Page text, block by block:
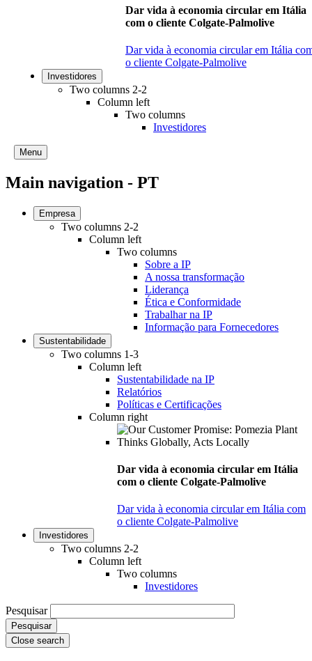
Dar vida à economia circular em Itália
com o cliente Colgate-Palmolive
Dar vida à economia circular em Itália
o cliente Colgate-Palmolive
Investidores
Two columns 2-2
Column left
Two columns
Investidores
Menu
Main navigation - PT
Empresa
Two columns 2-2
Column left
Two columns
Sobre a IP
A nossa transformação
Liderança
Ética e Conformidade
Trabalhar na IP
Informação para Fornecedores
Sustentabilidade
Two columns 1-3
Column left
Sustentabilidade na IP
Relatórios
Políticas e Certificações
Column right
Dar vida à economia circular em Itália
com o cliente Colgate-Palmolive
Dar vida à economia circular em Itália com
o cliente Colgate-Palmolive
Investidores
Two columns 2-2
Column left
Two columns
Investidores
Pesquisar
Close search